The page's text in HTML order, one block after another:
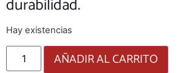
durabilidad.
Hay existencias
AÑADIR AL CARRITO